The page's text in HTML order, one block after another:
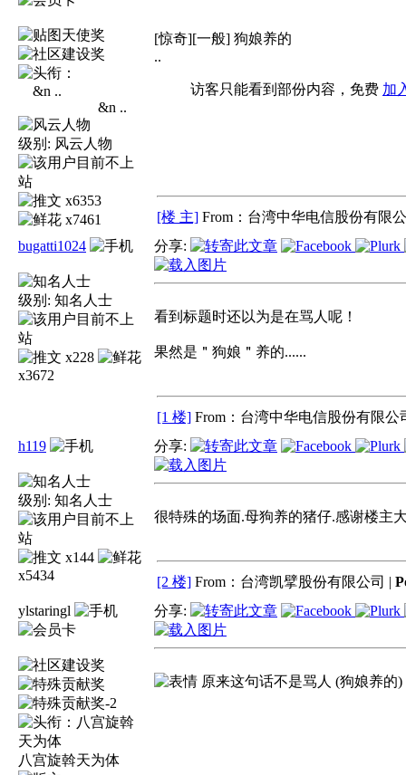
&n ..
级别: 风云人物
x6353
x7461
[惊奇][一般] 狗娘养的
..
访客只能看到部份内容，免费 加
[楼 主] From：台湾中华电信股份有限
bugatti1024
级别: 知名人士
x228
x3672
分享:
看到标题时还以为是在骂人呢！
果然是＂狗娘＂养的......
[1 楼] From：台湾中华电信股份有限公
h119
级别: 知名人士
x144
x5434
分享:
很特殊的场面.母狗养的猪仔.感谢楼主
[2 楼] From：台湾凯擘股份有限公司 |
ylstaringl
八宫旋斡天为体
分享:
原来这句话不是骂人 (狗娘养的)